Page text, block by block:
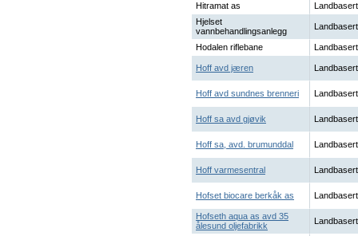
Hitramat as
Landbasert
Hjelset
vannbehandlingsanlegg
Landbasert
Hodalen riflebane Landbasert
Hoff avd jæren Landbasert
Hoff avd sundnes brenneri Landbasert
Hoff sa avd gjøvik Landbasert
Hoff sa, avd. brumunddal Landbasert
Hoff varmesentral Landbasert
Hofset biocare berkåk as Landbasert
Hofseth aqua as avd 35
ålesund oljefabrikk
Landbasert